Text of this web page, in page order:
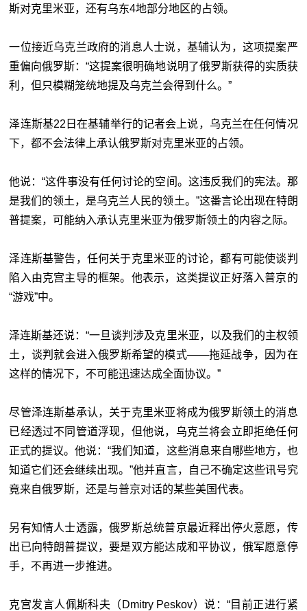
斯对克里米亚，还有乌东4地部分地区的占领。
一位接近乌克兰政府的消息人士说，基辅认为，这项提案严
重偏向俄罗斯：“这提案很明确地说明了俄罗斯获得的实质获
利，但只模糊笼统地提及乌克兰会得到什么。”
泽连斯基22日在基辅举行的记者会上说，乌克兰在任何情况
下，都不会法律上承认俄罗斯对克里米亚的占领。
他说：“这件事没有任何讨论的空间。这违反我们的宪法。那
是我们的领土，是乌克兰人民的领土。”这番言论出现在特朗
普提案，可能纳入承认克里米亚为俄罗斯领土的内容之际。
泽连斯基警告，任何关于克里米亚的讨论，都有可能使谈判
陷入由克宫主导的框架。他表示，这类提议正好落入普京的
“游戏”中。
泽连斯基还说：“一旦谈判涉及克里米亚，以及我们的主权领
土，谈判就会进入俄罗斯希望的模式——拖延战争，因为在
这样的情况下，不可能迅速达成全面协议。”
尽管泽连斯基承认，关于克里米亚将成为俄罗斯领土的消息
已经透过不同管道浮现，但他说，乌克兰将会立即拒绝任何
正式的提议。他说：“我们知道，这些消息来自哪些地方，也
知道它们还会继续出现。”他并直言，自己不确定这些讯号究
竟来自俄罗斯，还是与普京对话的某些美国代表。
另有知情人士透露，俄罗斯总统普京最近释出停火意愿，传
出已向特朗普提议，要是双方能达成和平协议，俄军愿意停
手，不再进一步推进。
克宫发言人佩斯科夫（Dmitry Peskov）说：“目前正进行紧